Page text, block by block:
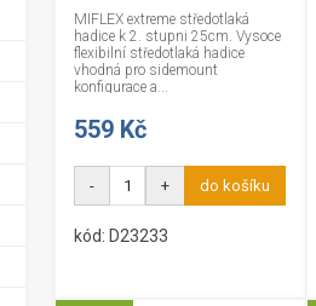
MIFLEX extreme středotlaká
hadice k 2. stupni 25cm. Vysoce
flexibilní středotlaká hadice
vhodná pro sidemount
konfigurace a...
559 Kč
- + do košíku
kód: D23233